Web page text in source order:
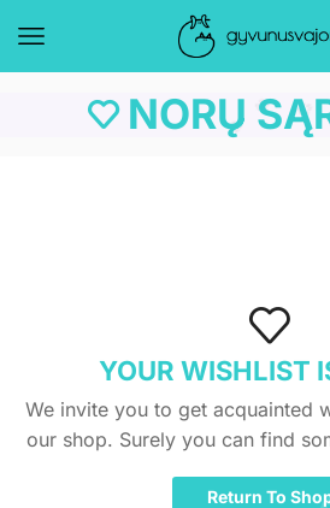
NORŲ
YOUR WISHLIST
We invite you to get acquainted
our shop. Surely you can find
Return To